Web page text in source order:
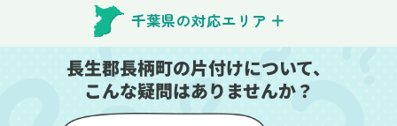
特に、物が散乱していた
部屋の整理や、細かなア
イテムの仕分けを迅速か
つ丁寧に対応していただ
けたのがありがたかった
です。家族それぞれが必
ちらも安心感を持って作
壁や床を傷つけないよう
に細心の注意を払ってい
ただき、家全体がスムー
千葉県の対応エリア
長生郡長柄町の片付けについて、
こんな疑問はありませんか？